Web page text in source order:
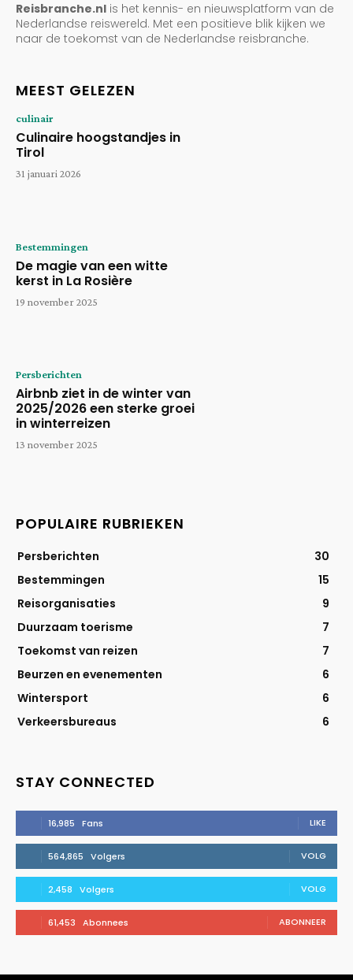
Reisbranche.nl is het kennis- en nieuwsplatform van de
Nederlandse reiswereld. Met een positieve blik kijken we
naar de toekomst van de Nederlandse reisbranche.
MEEST GELEZEN
culinair
Culinaire hoogstandjes in
Tirol
31 januari 2026
Bestemmingen
De magie van een witte
kerst in La Rosière
19 november 2025
Persberichten
Airbnb ziet in de winter van
2025/2026 een sterke groei
in winterreizen
13 november 2025
POPULAIRE RUBRIEKEN
Persberichten
30
Bestemmingen
15
Reisorganisaties
9
Duurzaam toerisme
7
Toekomst van reizen
7
Beurzen en evenementen
6
Wintersport
6
Verkeersbureaus
6
STAY CONNECTED
16,985 Fans LIKE
564,865 Volgers VOLG
2,458 Volgers VOLG
61,453 Abonnees ABONNEER